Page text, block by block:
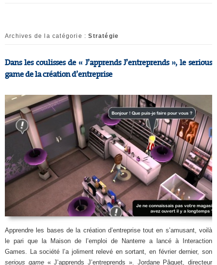
Archives de la catégorie :Stratégie
Dans les coulisses de « J’apprends J’entreprends », le serious
game de la création d’entreprise
Apprendre les bases de la création d’entreprise tout en s’amusant, voilà
le pari que la Maison de l’emploi de Nanterre a lancé à Interaction
Games. La société l’a joliment relevé en sortant, en février dernier, son
serious game« J’apprends J’entreprends ». Jordane Pâquet, directeur